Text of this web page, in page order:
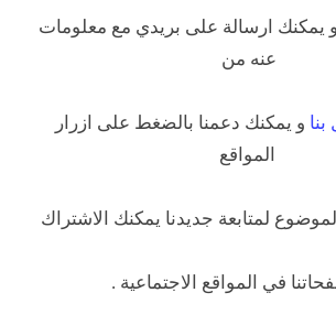
يمكنك ارسالة على بريدي مع معلومات
عنه من
بنا و يمكنك دعمنا بالضغط على ازرار
المواقع
الموضوع لمتابعة جديدنا يمكنك الاشتراك
في المواقع الاجتماعية .